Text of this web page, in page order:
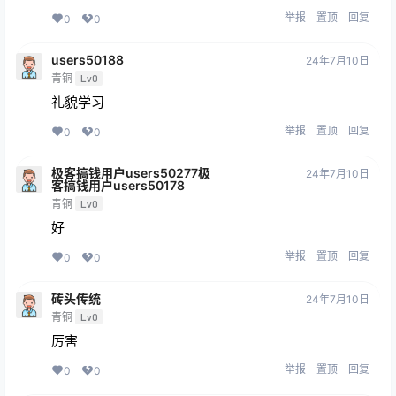
0 0 举报 置顶 回复
users50188
青铜 Lv0
24年7月10日
礼貌学习
0 0 举报 置顶 回复
极客搞钱用户users50277极
客搞钱用户users50178
青铜 Lv0
24年7月10日
好
0 0 举报 置顶 回复
砖头传统
青铜 Lv0
24年7月10日
厉害
0 0 举报 置顶 回复